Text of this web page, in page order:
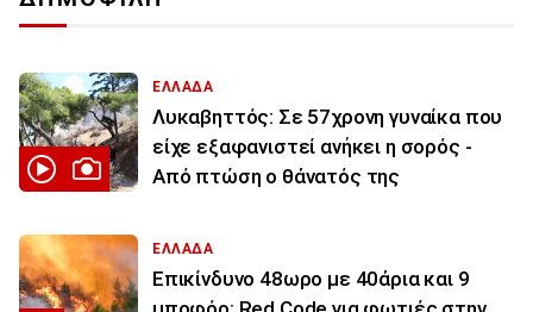
ΕΛΛΑΔΑ
Λυκαβηττός: Σε 57χρονη γυναίκα που
είχε εξαφανιστεί ανήκει η σορός -
Από πτώση ο θάνατός της
ΕΛΛΑΔΑ
Επικίνδυνο 48ωρο με 40άρια και 9